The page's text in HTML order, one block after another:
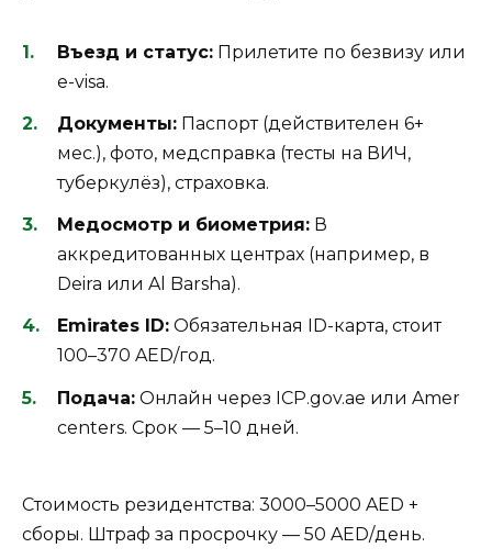
Въезд и статус: Прилетите по безвизу или
e-visa.
Документы: Паспорт (действителен 6+
мес.), фото, медсправка (тесты на ВИЧ,
туберкулёз), страховка.
Медосмотр и биометрия: В
аккредитованных центрах (например, в
Deira или Al Barsha).
Emirates ID: Обязательная ID-карта, стоит
100–370 AED/год.
Подача: Онлайн через ICP.gov.ae или Amer
centers. Срок — 5–10 дней.
Стоимость резидентства: 3000–5000 AED +
сборы. Штраф за просрочку — 50 AED/день.